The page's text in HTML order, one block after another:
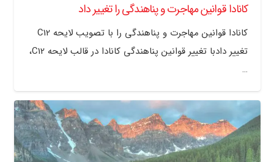
کانادا قوانین مهاجرت و پناهندگی را تغییر داد
کانادا قوانین مهاجرت و پناهندگی را با تصویب لایحه C12
تغییر دادبا تغییر قوانین پناهندگی کانادا در قالب لایحه C12،
…